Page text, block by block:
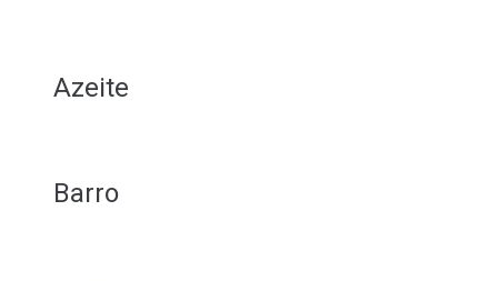
Azeite
Barro